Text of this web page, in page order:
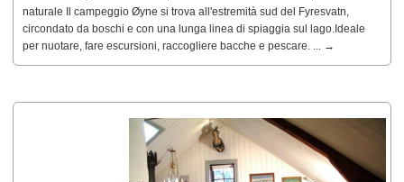
naturale Il campeggio Øyne si trova all'estremità sud del Fyresvatn,
circondato da boschi e con una lunga linea di spiaggia sul lago.Ideale
per nuotare, fare escursioni, raccogliere bacche e pescare. ... →